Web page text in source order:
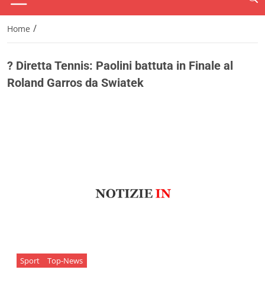
Home /
? Diretta Tennis: Paolini battuta in Finale al
Roland Garros da Swiatek
Sport Top-News